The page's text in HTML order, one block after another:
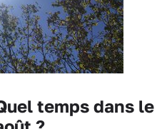
temps dans le